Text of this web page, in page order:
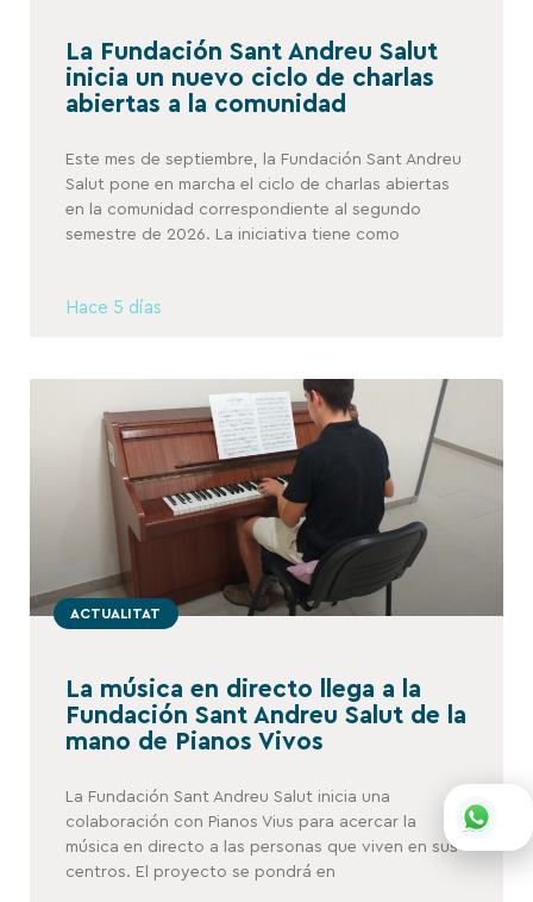
La Fundación Sant Andreu Salut
inicia un nuevo ciclo de charlas
abiertas a la comunidad
Este mes de septiembre, la Fundación Sant Andreu
Salut pone en marcha el ciclo de charlas abiertas
en la comunidad correspondiente al segundo
semestre de 2026. La iniciativa tiene como
Hace 5 días
ACTUALITAT
La música en directo llega a la
Fundación Sant Andreu Salut de la
mano de Pianos Vivos
La Fundación Sant Andreu Salut inicia una
colaboración con Pianos Vius para acercar la
música en directo a las personas que viven en sus
centros. El proyecto se pondrá en